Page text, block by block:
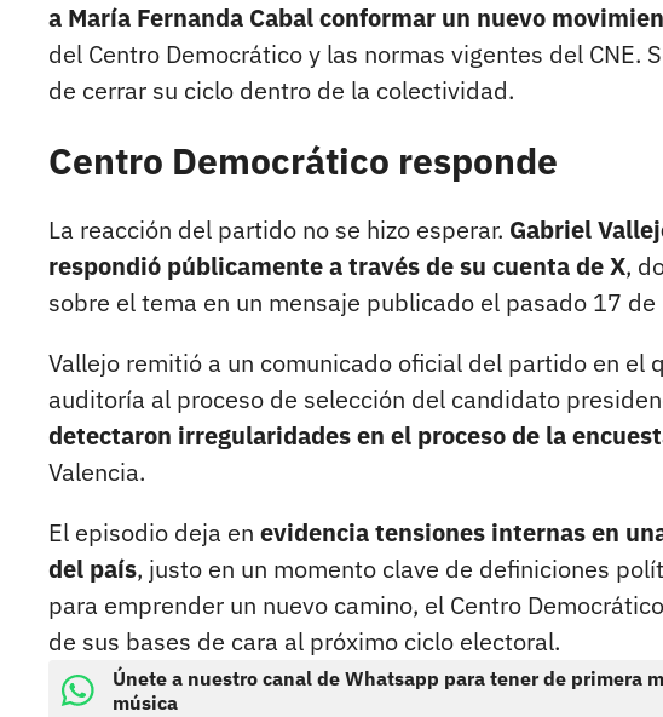
a María Fernanda Cabal conformar un nuevo
del Centro Democrático y las normas vigentes del CNE.
de cerrar su ciclo dentro de la colectividad.
Centro Democrático responde
La reacción del partido no se hizo esperar. Gabriel
respondió públicamente a través de su cuenta de X,
sobre el tema en un mensaje publicado el pasado 17
Vallejo remitió a un comunicado oficial del partido en el
auditoría al proceso de selección del candidato
detectaron irregularidades en el proceso de la
Valencia.
El episodio deja en evidencia tensiones internas en
del país, justo en un momento clave de definiciones
para emprender un nuevo camino, el Centro
de sus bases de cara al próximo ciclo electoral.
Únete a nuestro canal de Whatsapp para tener de primera
música